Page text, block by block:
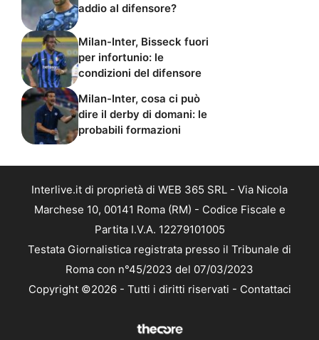
addio al difensore?
Milan-Inter, Bisseck fuori
per infortunio: le
condizioni del difensore
Milan-Inter, cosa ci può
dire il derby di domani: le
probabili formazioni
Interlive.it di proprietà di WEB 365 SRL - Via Nicola
Marchese 10, 00141 Roma (RM) - Codice Fiscale e
Partita I.V.A. 12279101005
Testata Giornalistica registrata presso il Tribunale di
Roma con n°45/2023 del 07/03/2023
Copyright ©2026 - Tutti i diritti riservati - Contattaci